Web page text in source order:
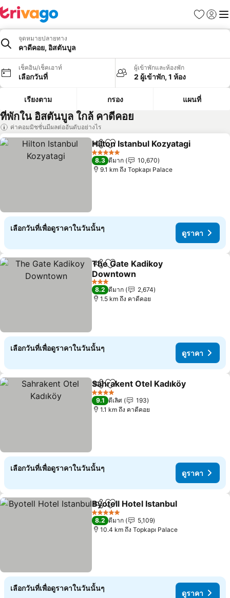
รายการโป
เข้าสู่ร
เมนู
จุดหมายปลายทาง
คาดีคอย, อิสตันบูล
เช็คอิน/เช็คเอาท์
เลือกวันที่
ผู้เข้าพักและห้องพัก
2 ผู้เข้าพัก, 1 ห้อง
เรียงตาม กรอง แผนที่
ที่พักใน อิสตันบูล ใกล้ คาดีคอย
ค่าคอมมิชชั่นมีผลต่ออันดับอย่างไร
แชร์ เพิ่มในรายการโปรด
Hilton Istanbul Kozyatagi
5 ดาว
8.3 ดีมาก
10,670
9.1 km ถึง Topkapı Palace
เลือกวันที่เพื่อดูราคาในวันนั้นๆ
ดูราคา
แชร์ เพิ่มในรายการโปรด
The Gate Kadikoy
Downtown
3 ดาว
8.2 ดีมาก
2,674
1.5 km ถึง คาดีคอย
เลือกวันที่เพื่อดูราคาในวันนั้นๆ
ดูราคา
แชร์ เพิ่มในรายการโปรด
Sahrakent Otel Kadıköy
4 ดาว
9.1 ดีเลิศ
193
1.1 km ถึง คาดีคอย
เลือกวันที่เพื่อดูราคาในวันนั้นๆ
ดูราคา
แชร์ เพิ่มในรายการโปรด
Byotell Hotel Istanbul
5 ดาว
8.2 ดีมาก
5,109
10.4 km ถึง Topkapı Palace
เลือกวันที่เพื่อดูราคาในวันนั้นๆ
ดูราคา